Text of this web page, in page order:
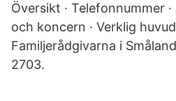
Översikt · Telefonnummer
och koncern · Verklig
Familjerådgivarna i
2703.